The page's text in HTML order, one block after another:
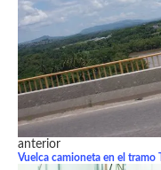
anterior
Vuelca camioneta en el tramo